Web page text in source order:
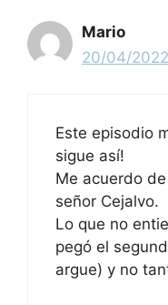
Mario
20/04/
Este episodio
sigue así!
Me acuerdo
señor Cejalvo.
Lo que no
pegó el
argue) y no